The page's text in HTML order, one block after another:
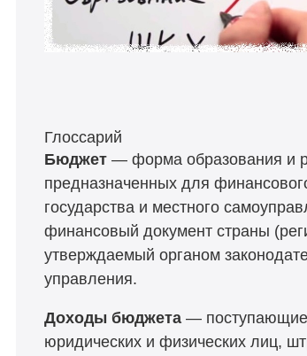
Глоссарий
Бюджет — форма образования и
предназначенных для
государства и местного
финансовый документ страны
утверждаемый органом
управления.
Доходы бюджета— поступающие
юридических и физических лиц,